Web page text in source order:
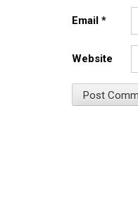
Email *
Website